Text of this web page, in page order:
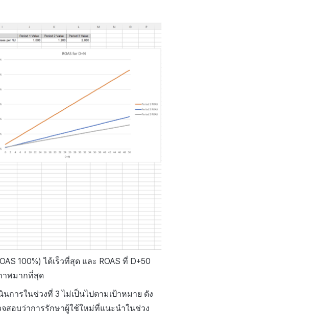
100%) ได้เร็วที่สุด และ ROAS ที่ D+50
าพมากที่สุด
การในช่วงที่ 3 ไม่เป็นไปตามเป้าหมาย ดัง
จสอบว่าการรักษาผู้ใช้ใหม่ที่แนะนำในช่วง